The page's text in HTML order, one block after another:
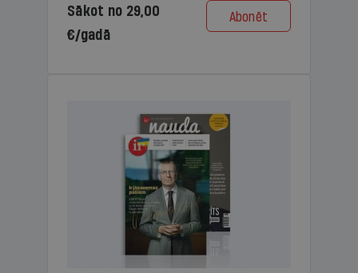
Sākot no 29,00
€/gadā
Abonēt